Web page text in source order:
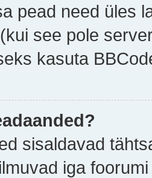
pead need üles
see pole
kasuta
sisaldavad
iga